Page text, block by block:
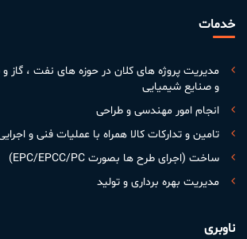
خدمات
مدیریت پروژه های کلان در حوزه های نفت ، گاز
و صنایع شیمیایی
انجام امور مهندسی و طراحی
تامین و تدارکات کالا همراه با عملیات فنی و
ساخت (اجرای طرح ها بصورت EPC/EPCC/PC)
مدیریت بهره برداری و تولید
ناوبری